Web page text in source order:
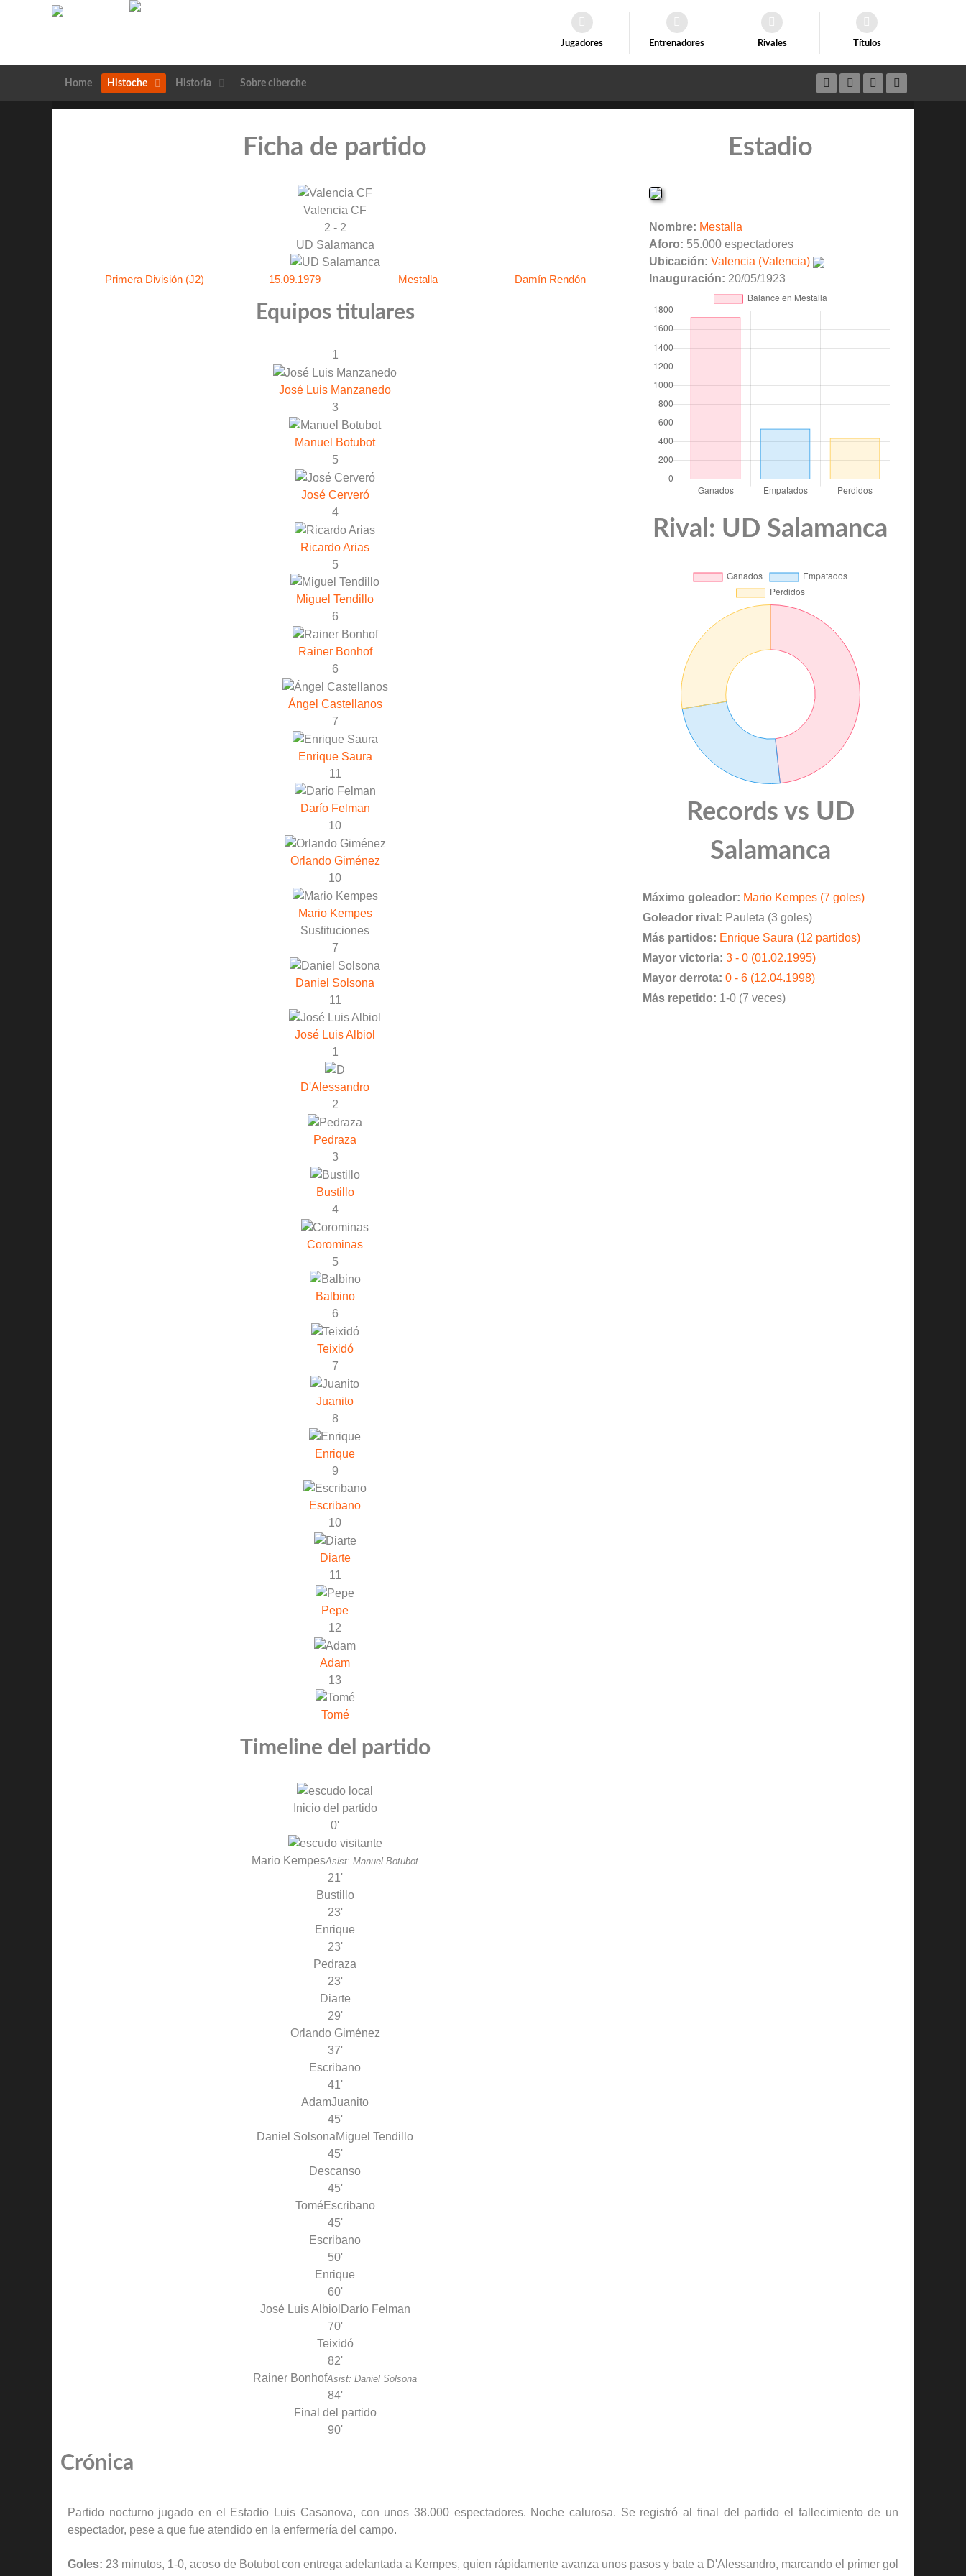
Jugadores Entrenadores Rivales Títulos
Home Histoche Historia Sobre ciberche
Ficha de partido
Valencia CF
2 - 2
UD Salamanca
Primera División (J2) 15.09.1979 Mestalla Damín Rendón
Equipos titulares
1
José Luis Manzanedo
3
Manuel Botubot
5
José Cerveró
4
Ricardo Arias
5
Miguel Tendillo
6
Rainer Bonhof
6
Ángel Castellanos
7
Enrique Saura
11
Darío Felman
10
Orlando Giménez
10
Mario Kempes
Sustituciones
7
Daniel Solsona
11
José Luis Albiol
1
D'Alessandro
2
Pedraza
3
Bustillo
4
Corominas
5
Balbino
6
Teixidó
7
Juanito
8
Enrique
9
Escribano
10
Diarte
11
Pepe
12
Adam
13
Tomé
Timeline del partido
Inicio del partido
0'
Mario KempesAsist: Manuel Botubot
21'
Bustillo
23'
Enrique
23'
Pedraza
23'
Diarte
29'
Orlando Giménez
37'
Escribano
41'
AdamJuanito
45'
Daniel SolsonaMiguel Tendillo
45'
Descanso
45'
Tomé Escribano
45'
Escribano
50'
Enrique
60'
José Luis Albiol Darío Felman
70'
Teixidó
82'
Rainer BonhofAsist: Daniel Solsona
84'
Final del partido
90'
Estadio
Nombre: Mestalla
Aforo: 55.000 espectadores
Ubicación: Valencia (Valencia)
Inauguración: 20/05/1923
Rival: UD Salamanca
Records vs UD
Salamanca
Máximo goleador: Mario Kempes (7 goles)
Goleador rival: Pauleta (3 goles)
Más partidos: Enrique Saura (12 partidos)
Mayor victoria: 3 - 0 (01.02.1995)
Mayor derrota: 0 - 6 (12.04.1998)
Más repetido: 1-0 (7 veces)
Crónica
Partido nocturno jugado en el Estadio Luis Casanova, con unos 38.000 espectadores. Noche calurosa. Se registró al final del partido el fallecimiento de un
espectador, pese a que fue atendido en la enfermería del campo.
Goles: 23 minutos, 1-0, acoso de Botubot con entrega adelantada a Kempes, quien rápidamente avanza unos pasos y bate a D'Alessandro, marcando el primer gol